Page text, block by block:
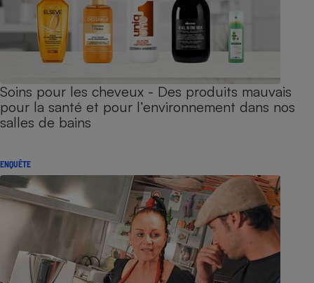
Soins pour les cheveux - Des produits mauvais
pour la santé et pour l’environnement dans nos
salles de bains
ENQUÊTE